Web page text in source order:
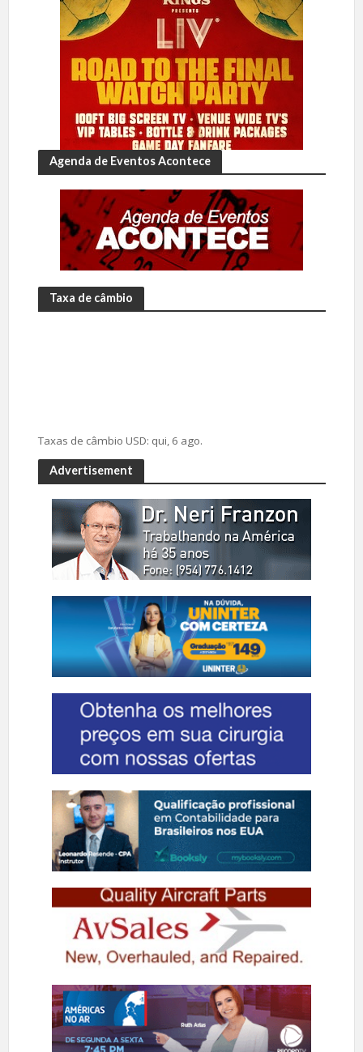
Agenda de Eventos Acontece
Taxa de câmbio
Taxas de câmbio USD: qui, 6 ago.
Advertisement